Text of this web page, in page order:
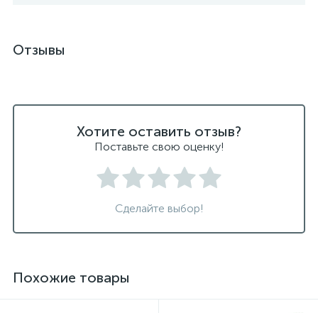
Отзывы
Хотите оставить отзыв?
Поставьте свою оценку!
Сделайте выбор!
Похожие товары